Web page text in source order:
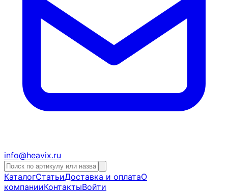
info@heavix.ru
КаталогСтатьиДоставка и оплатаО
компанииКонтактыВойти